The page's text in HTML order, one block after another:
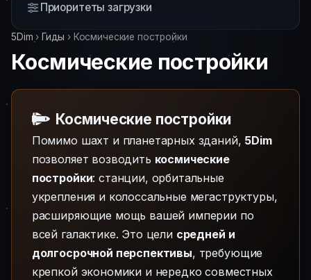
Приоритеты загрузки
5Dim › Гиды › Космические постройки
Космические постройки
Космические постройки
Помимо шахт и планетарных зданий, 5Dim
позволяет возводить космические
постройки: станции, орбитальные
укрепления и колоссальные мегаструктуры,
расширяющие мощь вашей империи по
всей галактике. Это цели средней и
долгосрочной перспективы, требующие
крепкой экономики и нередко совместных